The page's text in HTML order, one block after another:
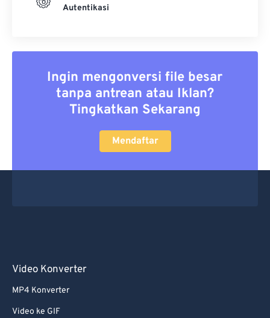
Autentikasi
Ingin mengonversi file besar
tanpa antrean atau Iklan?
Tingkatkan Sekarang
Mendaftar
Video Konverter
MP4 Konverter
Video ke GIF